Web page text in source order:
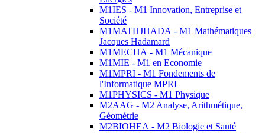
M1IES - M1 Innovation, Entreprise et
Société
M1MATHJHADA - M1 Mathématiques
Jacques Hadamard
M1MECHA - M1 Mécanique
M1MIE - M1 en Economie
M1MPRI - M1 Fondements de
l'Informatique MPRI
M1PHYSICS - M1 Physique
M2AAG - M2 Analyse, Arithmétique,
Géométrie
M2BIOHEA - M2 Biologie et Santé